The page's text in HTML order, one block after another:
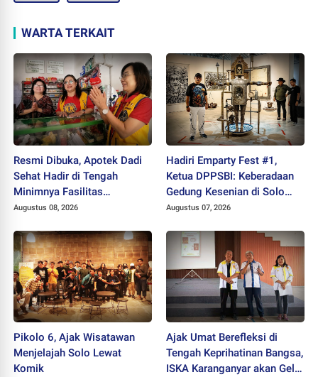
WARTA TERKAIT
Resmi Dibuka, Apotek Dadi
Sehat Hadir di Tengah
Minimnya Fasilitas
Kesehatan Kawasan Jeruk
Augustus 08, 2026
Hadiri Emparty Fest #1,
Ketua DPPSBI: Keberadaan
Gedung Kesenian di Solo
Sangat Mendesak
Augustus 07, 2026
Pikolo 6, Ajak Wisatawan
Menjelajah Solo Lewat
Komik
Ajak Umat Berefleksi di
Tengah Keprihatinan Bangsa,
ISKA Karanganyar akan Gelar